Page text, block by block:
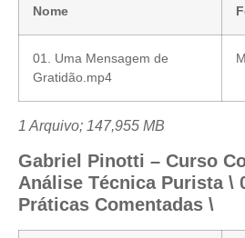
Nome
01. Uma Mensagem de
Gratidão.mp4
1 Arquivo; 147,955 MB
Gabriel Pinotti – Curso
Análise Técnica Purista \
Práticas Comentadas \